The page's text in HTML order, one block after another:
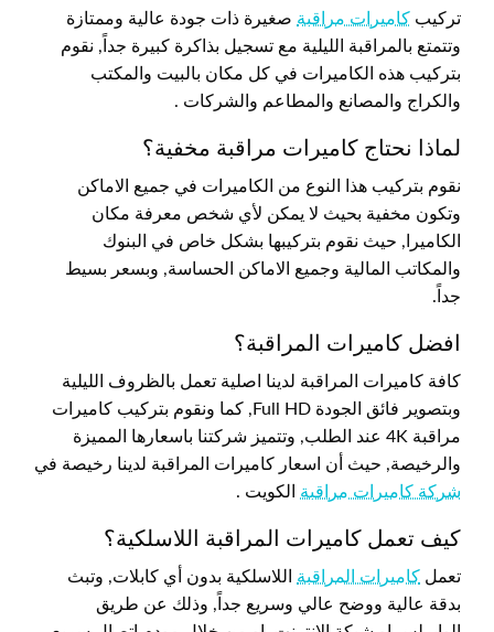
تركيب كاميرات مراقبة صغيرة ذات جودة عالية وممتازة
وتتمتع بالمراقبة الليلية مع تسجيل بذاكرة كبيرة جداً, نقوم
بتركيب هذه الكاميرات في كل مكان بالبيت والمكتب
والكراج والمصانع والمطاعم والشركات .
لماذا نحتاج كاميرات مراقبة مخفية؟
نقوم بتركيب هذا النوع من الكاميرات في جميع الاماكن
وتكون مخفية بحيث لا يمكن لأي شخص معرفة مكان
الكاميرا, حيث نقوم بتركيبها بشكل خاص في البنوك
والمكاتب المالية وجميع الاماكن الحساسة, وبسعر بسيط
جداً.
افضل كاميرات المراقبة؟
كافة كاميرات المراقبة لدينا اصلية تعمل بالظروف الليلية
وبتصوير فائق الجودة Full HD, كما ونقوم بتركيب كاميرات
مراقبة 4K عند الطلب, وتتميز شركتنا باسعارها المميزة
والرخيصة, حيث أن اسعار كاميرات المراقبة لدينا رخيصة في
شركة كاميرات مراقبة الكويت .
كيف تعمل كاميرات المراقبة اللاسلكية؟
تعمل كاميرات المراقبة اللاسلكية بدون أي كابلات, وتبث
بدقة عالية ووضح عالي وسريع جداً, وذلك عن طريق